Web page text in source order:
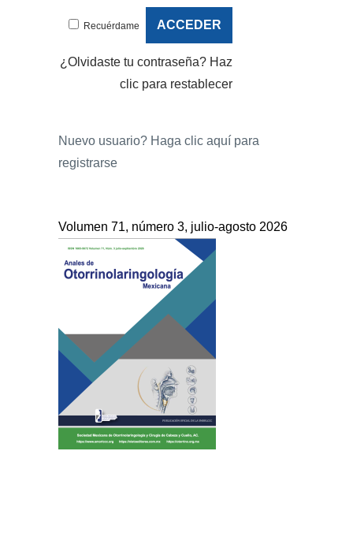
Recuérdame
¿Olvidaste tu contraseña? Haz
clic para restablecer
Nuevo usuario? Haga clic aquí para
registrarse
Volumen 71, número 3, julio-agosto 2026